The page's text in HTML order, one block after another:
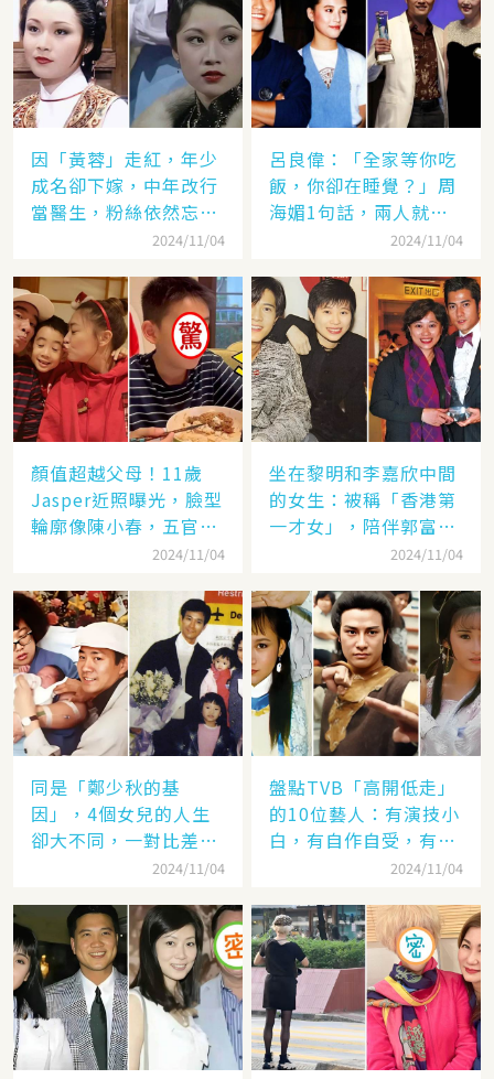
因「黃蓉」走紅，年少
成名卻下嫁，中年改行
當醫生，粉絲依然忘不
2024/11/04
呂良偉：「全家等你吃
飯，你卻在睡覺？」周
海媚1句話，兩人就此
2024/11/04
顏值超越父母！11歲
Jasper近照曝光，臉型
輪廓像陳小春，五官卻
更像應采兒網驚：完美
2024/11/04
坐在黎明和李嘉欣中間
的女生：被稱「香港第
一才女」，陪伴郭富城
「29年」卻看他娶了別
2024/11/04
同是「鄭少秋的基
因」，4個女兒的人生
卻大不同，一對比差距
2024/11/04
盤點TVB「高開低走」
的10位藝人：有演技小
白，有自作自受，有遭
封殺，一手好牌打稀爛
2024/11/04